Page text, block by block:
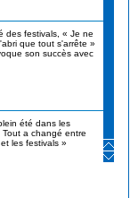
des festivals, « Je ne
que tout s'arrête »
son succès avec
été dans les
Tout a changé entre
les festivals »